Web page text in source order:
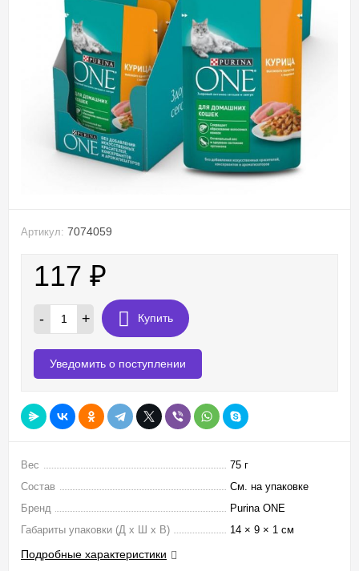
Артикул: 7074059
117 ₽
- + Купить
Уведомить о поступлении
Вес
75 г
Состав
См. на упаковке
Бренд
Purina ONE
Габариты упаковки (Д х Ш х В)
14 × 9 × 1 см
Подробные характеристики